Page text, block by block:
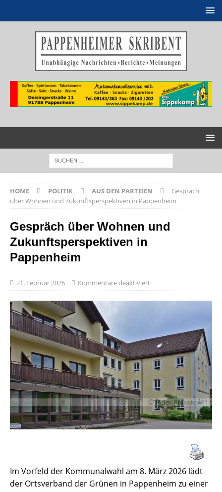
HOME POLITIK AUS DEN PARTEIEN
Gespräch
über Wohnen und Zukunftsperspektiven in Pappenheim
Gespräch über Wohnen und
Zukunftsperspektiven in
Pappenheim
21. Februar 2026 Kommentare deaktiviert
Im Vorfeld der Kommunalwahl am 8. März 2026 lädt
der Ortsverband der Grünen in Pappenheim zu einer